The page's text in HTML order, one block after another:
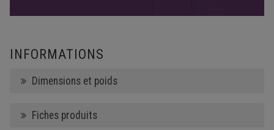
INFORMATIONS
Dimensions et poids
Fiches produits